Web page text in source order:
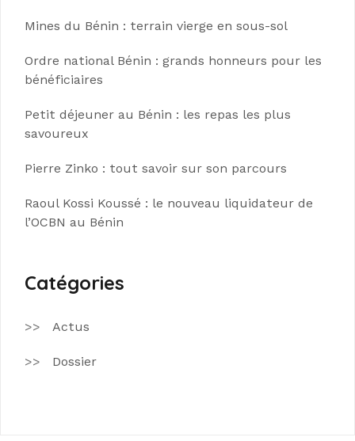
Mines du Bénin : terrain vierge en sous-sol
Ordre national Bénin : grands honneurs pour les
bénéficiaires
Petit déjeuner au Bénin : les repas les plus
savoureux
Pierre Zinko : tout savoir sur son parcours
Raoul Kossi Koussé : le nouveau liquidateur de
l’OCBN au Bénin
Catégories
Actus
Dossier